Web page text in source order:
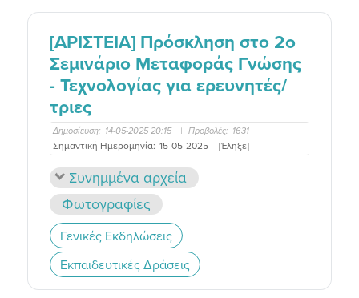
[ΑΡΙΣΤΕΙΑ] Πρόσκληση στο 2o
Σεμινάριο Μεταφοράς Γνώσης
- Τεχνολογίας για ερευνητές/
τριες
Δημοσίευση: 14-05-2025 20:15 | Προβολές: 1631
Σημαντική Ημερομηνία: 15-05-2025 [Έληξε]
Συνημμένα αρχεία
Φωτογραφίες
Γενικές Εκδηλώσεις
Εκπαιδευτικές Δράσεις